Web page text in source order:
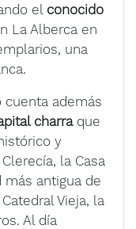
el conocido
La Alberca en
una
cuenta además
charraque
y
la Casa
más antigua de
Vieja, la
Al día